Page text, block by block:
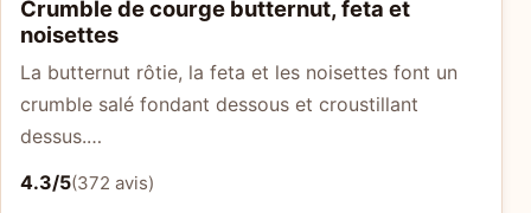
Crumble de courge butternut, feta et
noisettes
La butternut rôtie, la feta et les noisettes font un
crumble salé fondant dessous et croustillant
dessus.…
4.3/5(372 avis)